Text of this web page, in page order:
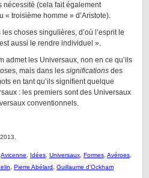
nécessité (cela fait également
« troisième homme » d’Aristote).
choses singulières, d’où l’esprit le
aussi le rendre individuel ».
admet les Universaux, non en ce qu’ils
mais dans les significations des
en tant qu’ils signifient quelque
: les premiers sont des Universaux
conventionnels.
Avicenne Idées Universaux Formes Avéroes
Pierre Abélard Guillaume d'Ockham